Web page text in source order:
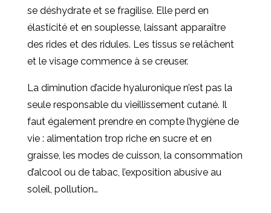
se déshydrate et se fragilise. Elle perd en
élasticité et en souplesse, laissant apparaître
des rides et des ridules. Les tissus se relâchent
et le visage commence à se creuser.
La diminution d’acide hyaluronique n’est pas la
seule responsable du vieillissement cutané. Il
faut également prendre en compte l’hygiène de
vie : alimentation trop riche en sucre et en
graisse, les modes de cuisson, la consommation
d’alcool ou de tabac, l’exposition abusive au
soleil, pollution…